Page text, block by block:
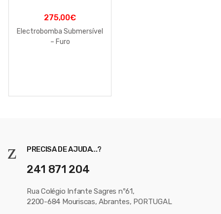
275,00€
Electrobomba Submersível
– Furo
PRECISA DE AJUDA...?
241 871 204
Rua Colégio Infante Sagres nº61,
2200-684 Mouriscas, Abrantes, PORTUGAL